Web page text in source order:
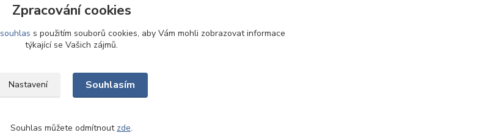
Zpracování cookies
souhlas s použitím souborů cookies, aby Vám mohli zobrazovat informace
týkající se Vašich zájmů.
Nastavení Souhlasím
Souhlas můžete odmítnout zde.